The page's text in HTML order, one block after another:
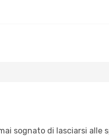
sognato di lasciarsi alle